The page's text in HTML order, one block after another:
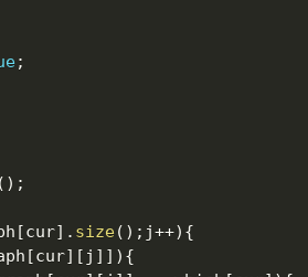
;
( ) ;
[cur] . size( ) ; j++) {
[cur] [ j ] ] ) {